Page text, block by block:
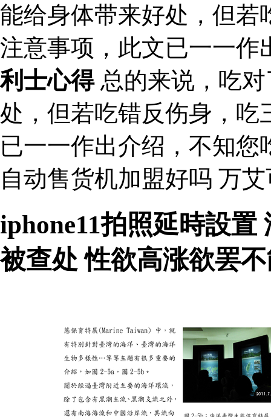
能给身体带来好处，但若
注意事项，此文已一一
利士心得总的来说，吃对
处，但若吃错反伤身，吃
已一一作出介绍，不知
自动售货机加盟好吗 万
iphone11拍照延時設
被查处 性欲高涨欲罢